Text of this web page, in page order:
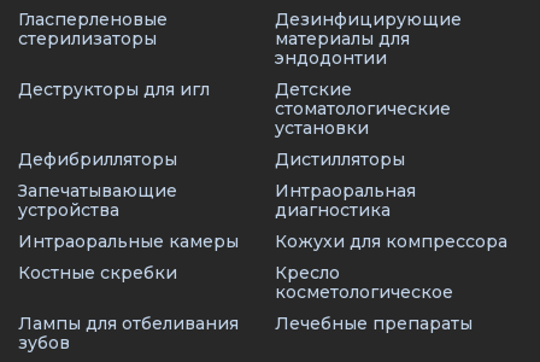
Гласперленовые
стерилизаторы
Дезинфицирующие
материалы для
эндодонтии
Деструкторы для игл
Детские
стоматологические
установки
Дефибрилляторы
Дистилляторы
Запечатывающие
устройства
Интраоральная
диагностика
Интраоральные камеры
Кожухи для компрессора
Костные скребки
Кресло
косметологическое
Лампы для отбеливания
зубов
Лечебные препараты